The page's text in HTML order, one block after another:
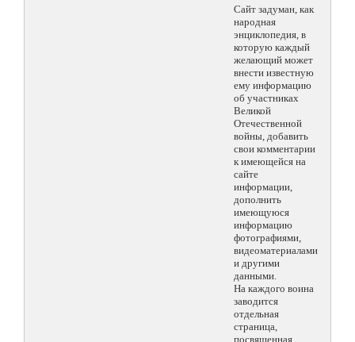
Сайт задуман, как
народная
энциклопедия, в
которую каждый
желающий может
внести известную
ему информацию
об участниках
Великой
Отечественной
войны, добавить
свои комментарии
к имеющейся на
сайте
информации,
дополнить
имеющуюся
информацию
фотографиями,
видеоматериалами
и другими
данными.
На каждого воина
заводится
отдельная
страница,
посвященная